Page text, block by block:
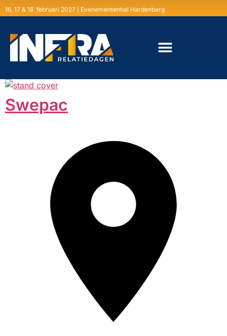
16, 17 & 18 februari 2027 | Evenementenhal Hardenberg
Swepac